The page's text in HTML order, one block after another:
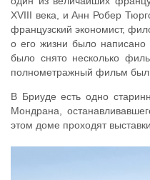
XVIII века, и Анн Робер
французский экономист,
о его жизни было
было снято несколько
полнометражный фильм был
В Бриуде есть одно
Мондрана,
этом доме проходят